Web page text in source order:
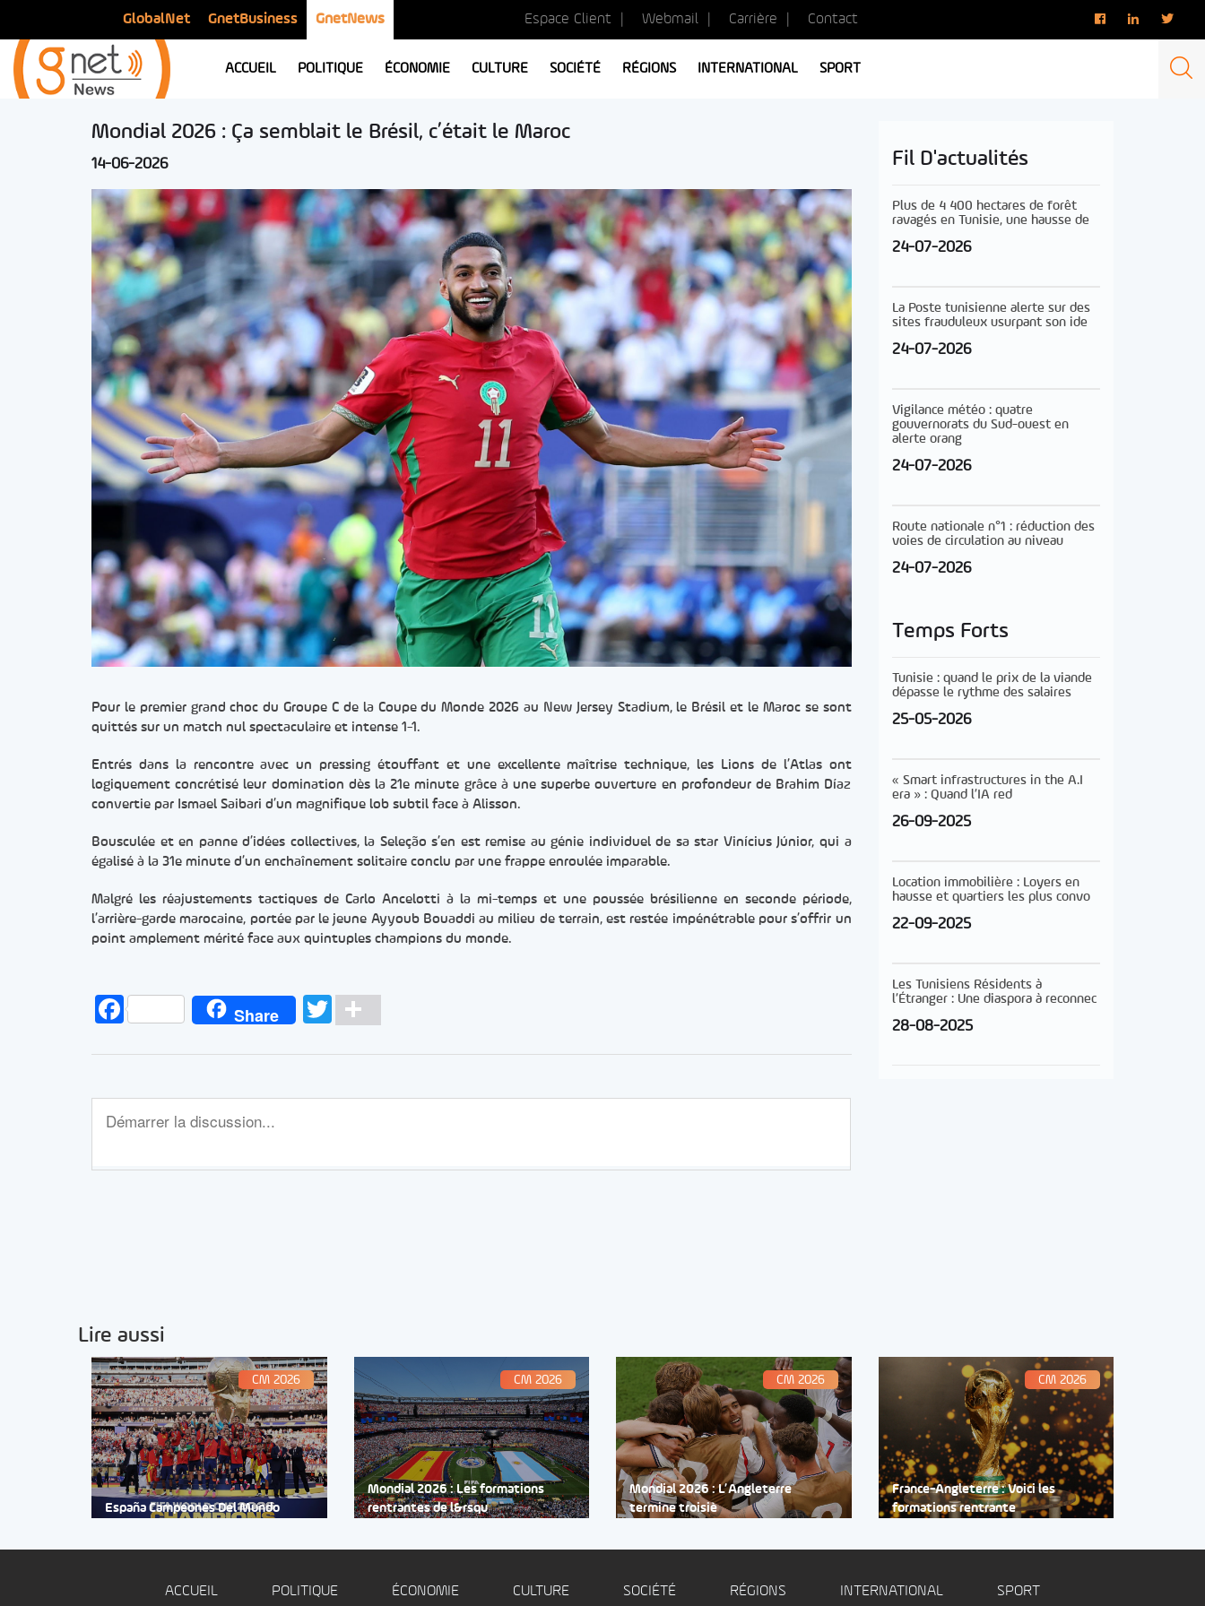
GlobalNet GnetBusiness GnetNews Espace Client Webmail Carrière Contact
ACCUEIL POLITIQUE ÉCONOMIE CULTURE SOCIÉTÉ RÉGIONS INTERNATIONAL SPORT
Mondial 2026 : Ça semblait le Brésil, c’était le Maroc
14-06-2026
Pour le premier grand choc du Groupe C de la Coupe du Monde 2026 au New Jersey Stadium, le Brésil et le Maroc se sont
quittés sur un match nul spectaculaire et intense 1-1.
Entrés dans la rencontre avec un pressing étouffant et une excellente maîtrise technique, les Lions de l’Atlas ont
logiquement concrétisé leur domination dès la 21e minute grâce à une superbe ouverture en profondeur de Brahim Díaz
convertie par Ismael Saibari d’un magnifique lob subtil face à Alisson.
Bousculée et en panne d’idées collectives, la Seleção s’en est remise au génie individuel de sa star Vinícius Júnior, qui a
égalisé à la 31e minute d’un enchaînement solitaire conclu par une frappe enroulée imparable.
Malgré les réajustements tactiques de Carlo Ancelotti à la mi-temps et une poussée brésilienne en seconde période,
l’arrière-garde marocaine, portée par le jeune Ayyoub Bouaddi au milieu de terrain, est restée impénétrable pour s’offrir un
point amplement mérité face aux quintuples champions du monde.
FacebookShare Twitter
Fil D'actualités
Plus de 4 400 hectares de forêt
ravagés en Tunisie, une hausse de
24-07-2026
La Poste tunisienne alerte sur des
sites frauduleux usurpant son ide
24-07-2026
Vigilance météo : quatre
gouvernorats du Sud-ouest en
alerte orang
24-07-2026
Route nationale n°1 : réduction des
voies de circulation au niveau
24-07-2026
Temps Forts
Tunisie : quand le prix de la viande
dépasse le rythme des salaires
25-05-2026
« Smart infrastructures in the A.I
era » : Quand l’IA red
26-09-2025
Location immobilière : Loyers en
hausse et quartiers les plus convo
22-09-2025
Les Tunisiens Résidents à
l’Étranger : Une diaspora à reconnec
28-08-2025
Lire aussi
CM 2026
España Campeones Del Mundo
CM 2026
Mondial 2026 : Les formations
rentrantes de l&rsqu
CM 2026
Mondial 2026 : L’Angleterre
termine troisiè
CM 2026
France-Angleterre : Voici les
formations rentrante
ACCUEIL POLITIQUE ÉCONOMIE CULTURE SOCIÉTÉ RÉGIONS INTERNATIONAL SPORT